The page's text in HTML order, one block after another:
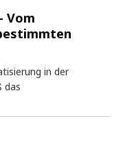
Vom
in der
das